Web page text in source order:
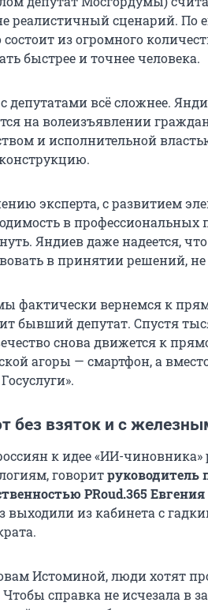
реалистичный сценарий. По
состоит из огромного
быстрее и точнее человека.
депутатами всё сложнее.
на волеизъявлении
и исполнительной
эксперта, с развитием
в
Яндиев даже надеется,
в принятии решений,
фактически вернемся к
бывший депутат. Спустя
снова движется к
агоры — смартфон, а
без взяток и с
к идее «ИИ-
говоритруководитель
PRoud.365
выходили из кабинета с
Истоминой, люди хотят
справка не исчезала в